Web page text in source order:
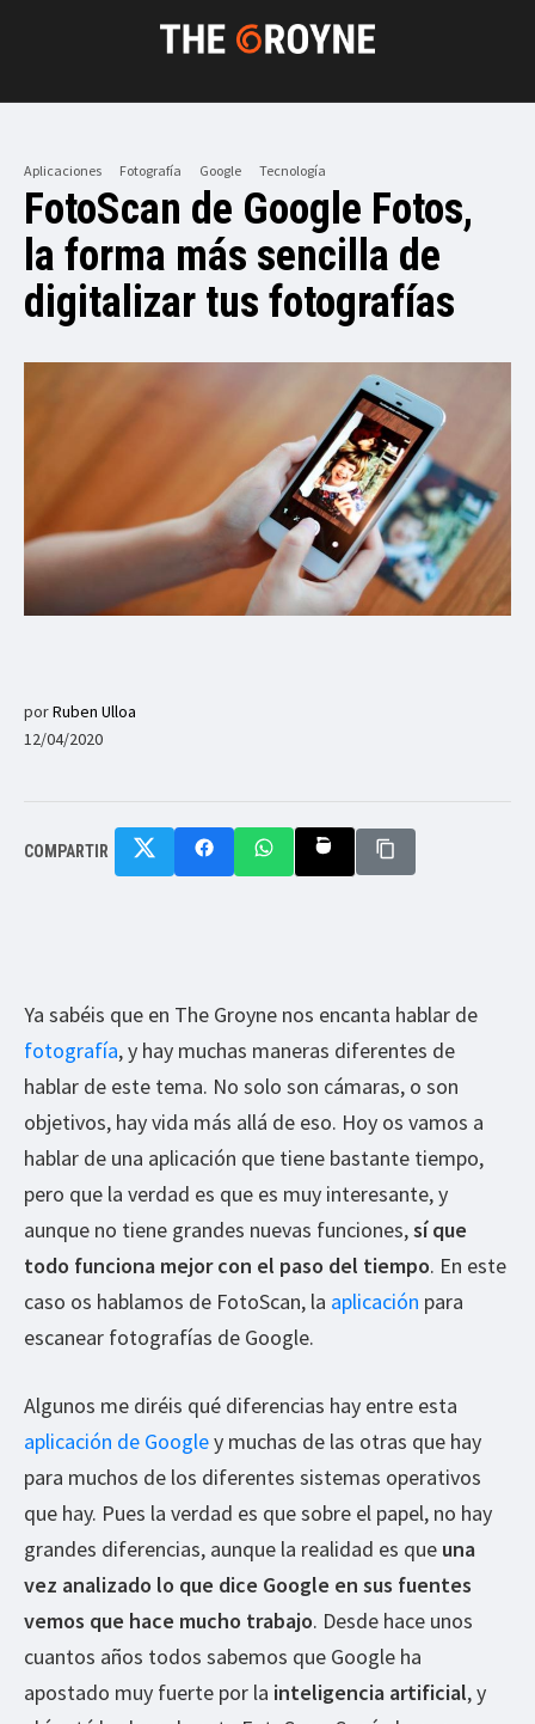
Aplicaciones Fotografía Google Tecnología
FotoScan de Google Fotos,
la forma más sencilla de
digitalizar tus fotografías
porRuben Ulloa
12/04/2020
COMPARTIR
Ya sabéis que en The Groyne nos encanta hablar de
fotografía, y hay muchas maneras diferentes de
hablar de este tema. No solo son cámaras, o son
objetivos, hay vida más allá de eso. Hoy os vamos a
hablar de una aplicación que tiene bastante tiempo,
pero que la verdad es que es muy interesante, y
aunque no tiene grandes nuevas funciones,sí que
todo funciona mejor con el paso del tiempo. En este
caso os hablamos de FotoScan, la aplicación para
escanear fotografías de Google.
Algunos me diréis qué diferencias hay entre esta
aplicación de Googley muchas de las otras que hay
para muchos de los diferentes sistemas operativos
que hay. Pues la verdad es que sobre el papel, no hay
grandes diferencias, aunque la realidad es que una
vez analizado lo que dice Google en sus fuentes
vemos que hace mucho trabajo. Desde hace unos
cuantos años todos sabemos que Google ha
apostado muy fuerte por la inteligencia artificial, y